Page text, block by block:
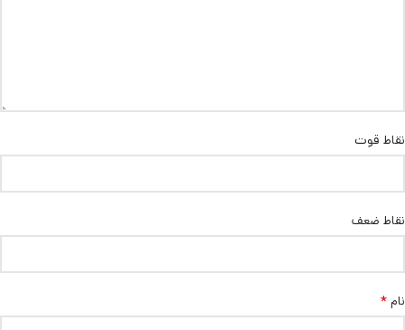
نقاط قوت
نقاط ضعف
نام *